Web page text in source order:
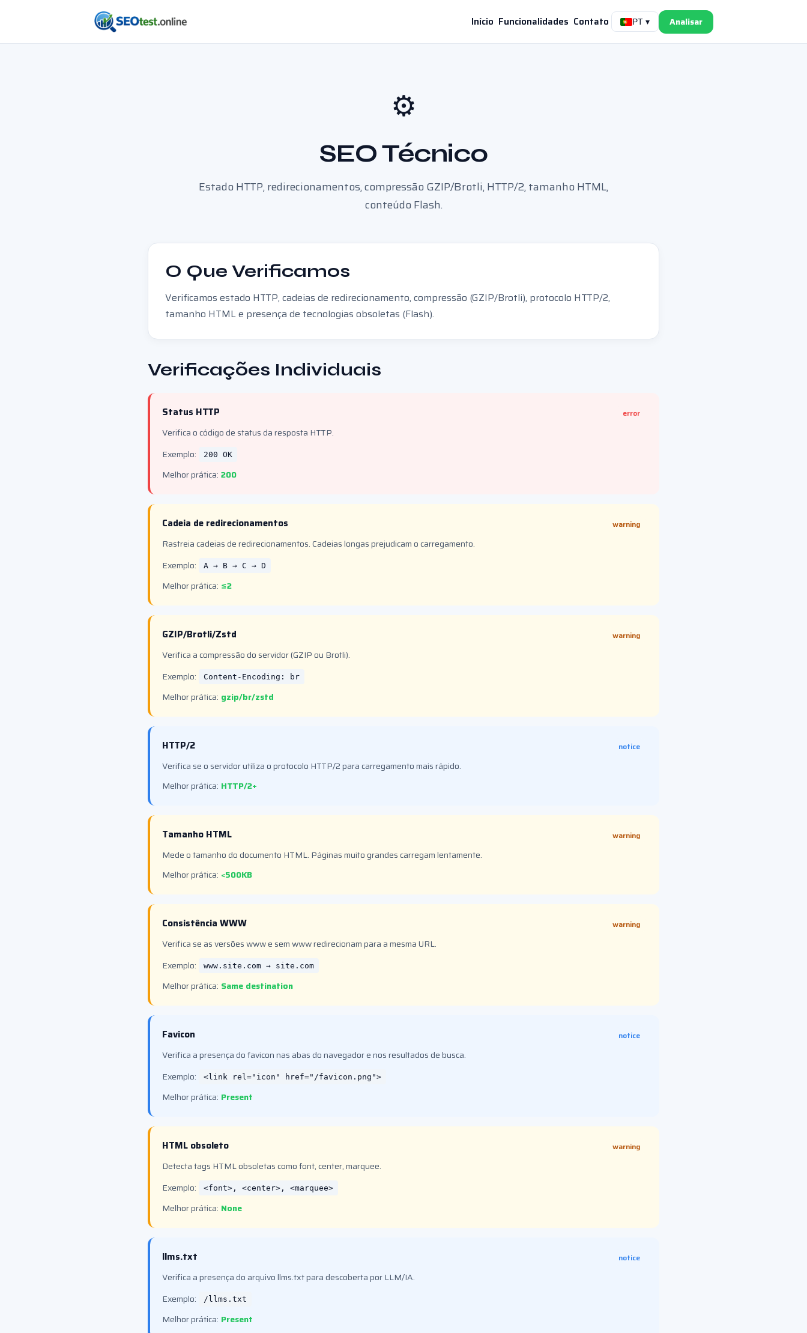
Início Funcionalidades Contato PT ▾ Analisar
⚙️
SEO Técnico
Estado HTTP, redirecionamentos, compressão GZIP/Brotli, HTTP/2, tamanho HTML,
conteúdo Flash.
O Que Verificamos
Verificamos estado HTTP, cadeias de redirecionamento, compressão (GZIP/Brotli), protocolo HTTP/2,
tamanho HTML e presença de tecnologias obsoletas (Flash).
Verificações Individuais
Status HTTP error
Verifica o código de status da resposta HTTP.
Exemplo:
200 OK
Melhor prática: 200
Cadeia de redirecionamentos warning
Rastreia cadeias de redirecionamentos. Cadeias longas prejudicam o carregamento.
Exemplo:
A → B → C → D
Melhor prática: ≤2
GZIP/Brotli/Zstd warning
Verifica a compressão do servidor (GZIP ou Brotli).
Exemplo:
Content-Encoding: br
Melhor prática: gzip/br/zstd
HTTP/2 notice
Verifica se o servidor utiliza o protocolo HTTP/2 para carregamento mais rápido.
Melhor prática: HTTP/2+
Tamanho HTML warning
Mede o tamanho do documento HTML. Páginas muito grandes carregam lentamente.
Melhor prática: <500KB
Consistência WWW warning
Verifica se as versões www e sem www redirecionam para a mesma URL.
Exemplo:
www.site.com → site.com
Melhor prática: Same destination
Favicon notice
Verifica a presença do favicon nas abas do navegador e nos resultados de busca.
Exemplo:
<link rel="icon" href="/favicon.png">
Melhor prática: Present
HTML obsoleto warning
Detecta tags HTML obsoletas como font, center, marquee.
Exemplo:
<font>, <center>, <marquee>
Melhor prática: None
llms.txt notice
Verifica a presença do arquivo llms.txt para descoberta por LLM/IA.
Exemplo:
/llms.txt
Melhor prática: Present